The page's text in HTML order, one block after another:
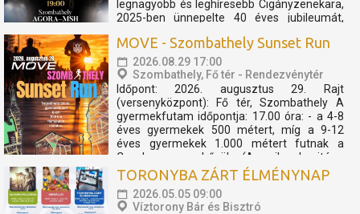
legnagyobb és leghíresebb Cigányzenekara,
2025-ben ünnepelte 40 éves jubileumát,
koncertshow született. Zenekar és TBG a
megtapasztalt sikerek mentén úgy
döntöttek, hogy az előadást folytatólagosan
2026-ban is bemutatóra tűzik. A...
MOVE - Szombathely Sunset Run
2026.08.29 17:00
Szombathely, Fő tér - Rendezvénytér
Időpont: 2026. augusztus 29. Rajt
(versenyközpont): Fő tér, Szombathely A
gyermekfutam időpontja: 17.00 óra: - a 4-8
éves gyermekek 500 métert, míg a 9-12
éves gyermekek 1.000 métert futnak a
Cosplay szuperhősök (Amerika kapitány,
Thor, Pókember, Venom) műsorát, és a velük
való közös bemelegítést követően....
TORONYBA ZÁRT ÉLMÉNYNAP
2026.05.05 09:00
Víztorony Bár és Bisztró